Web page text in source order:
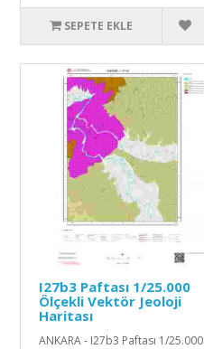
SEPETE EKLE
I27b3 Paftası 1/25.000
Ölçekli Vektör Jeoloji
Haritası
ANKARA - I27b3 Paftası 1/25.000